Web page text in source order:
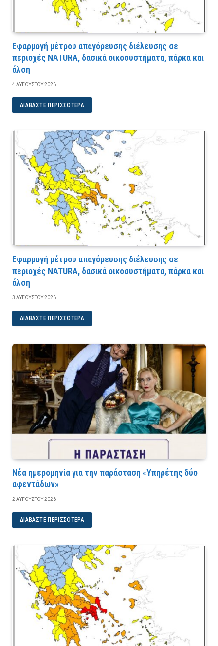
Εφαρμογή μέτρου απαγόρευσης διέλευσης σε
περιοχές NATURA, δασικά οικοσυστήματα, πάρκα και
άλση
4 ΑΥΓΟΎΣΤΟΥ 2026
ΔΙΑΒΆΣΤΕ ΠΕΡΙΣΣΌΤΕΡΑ
Εφαρμογή μέτρου απαγόρευσης διέλευσης σε
περιοχές NATURA, δασικά οικοσυστήματα, πάρκα και
άλση
3 ΑΥΓΟΎΣΤΟΥ 2026
ΔΙΑΒΆΣΤΕ ΠΕΡΙΣΣΌΤΕΡΑ
Νέα ημερομηνία για την παράσταση «Υπηρέτης δύο
αφεντάδων»
2 ΑΥΓΟΎΣΤΟΥ 2026
ΔΙΑΒΆΣΤΕ ΠΕΡΙΣΣΌΤΕΡΑ